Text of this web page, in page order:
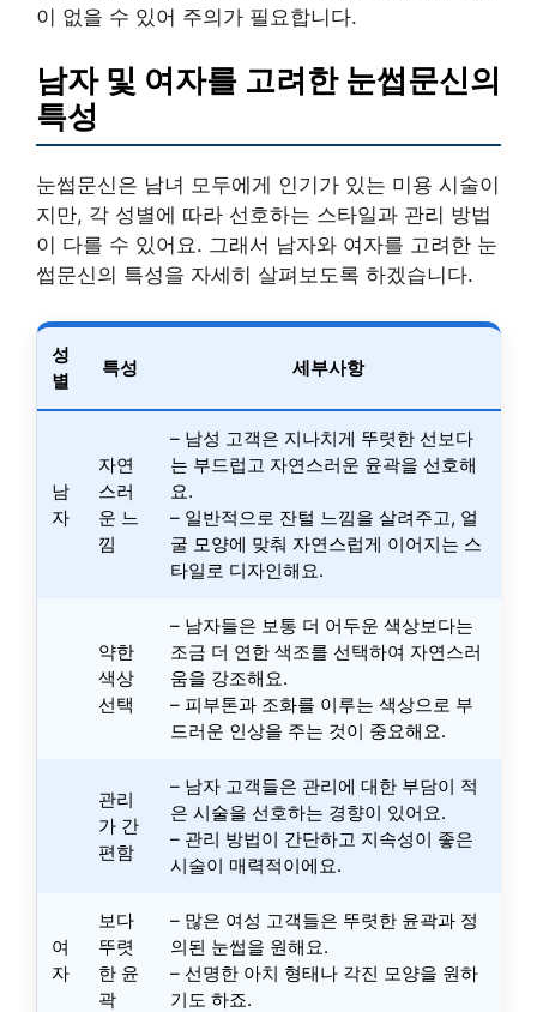
이 없을 수 있어 주의가 필요합니다.
남자 및 여자를 고려한 눈썹문신의
특성
눈썹문신은 남녀 모두에게 인기가 있는 미용 시술이
지만, 각 성별에 따라 선호하는 스타일과 관리 방법
이 다를 수 있어요. 그래서 남자와 여자를 고려한 눈
썹문신의 특성을 자세히 살펴보도록 하겠습니다.
성
별
특성 세부사항
남
자
자연
스러
운 느
낌
– 남성 고객은 지나치게 뚜렷한 선보다
는 부드럽고 자연스러운 윤곽을 선호해
요.
– 일반적으로 잔털 느낌을 살려주고, 얼
굴 모양에 맞춰 자연스럽게 이어지는 스
타일로 디자인해요.
약한
색상
선택
– 남자들은 보통 더 어두운 색상보다는
조금 더 연한 색조를 선택하여 자연스러
움을 강조해요.
– 피부톤과 조화를 이루는 색상으로 부
드러운 인상을 주는 것이 중요해요.
관리
가 간
편함
– 남자 고객들은 관리에 대한 부담이 적
은 시술을 선호하는 경향이 있어요.
– 관리 방법이 간단하고 지속성이 좋은
시술이 매력적이에요.
여
자
보다
뚜렷
한 윤
곽
– 많은 여성 고객들은 뚜렷한 윤곽과 정
의된 눈썹을 원해요.
– 선명한 아치 형태나 각진 모양을 원하
기도 하죠.